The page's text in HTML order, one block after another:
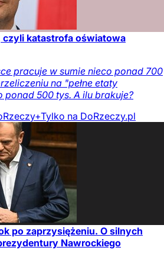
czyli katastrofa oświatowa
pracuje w sumie nieco ponad 700
na "pełne etaty
ponad 500 tys. A ilu brakuje?
Tylko na DoRzeczy.pl
po zaprzysiężeniu. O silnych
Nawrockiego